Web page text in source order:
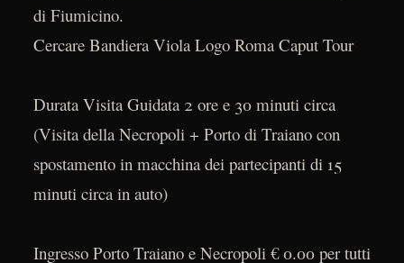
di Fiumicino.
Cercare Bandiera Viola Logo Roma Caput Tour
Durata Visita Guidata 2 ore e 30 minuti circa
(Visita della Necropoli + Porto di Traiano con
spostamento in macchina dei partecipanti di 15
minuti circa in auto)
Ingresso Porto Traiano e Necropoli € 0.00 per tutti